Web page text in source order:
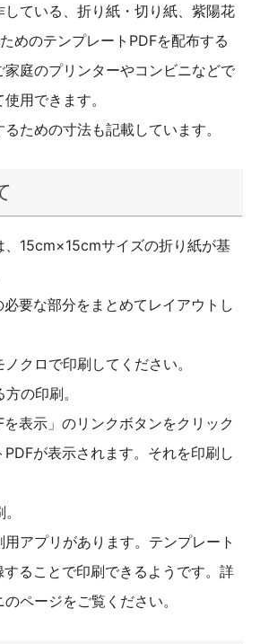
している、折り紙・切り紙、紫陽花
めのテンプレートPDFを配布する
家庭のプリンターやコンビニなどで
用できます。
ための寸法も記載しています。
、15cm×15cmサイズの折り紙が基
要な部分をまとめてレイアウトし
クロで印刷してください。
の印刷。
を表示」のリンクボタンをクリック
が表示されます。それを印刷し
アプリがあります。テンプレート
ることで印刷できるようです。詳
ページをご覧ください。